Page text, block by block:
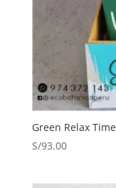
Green Relax Time
S/93.00